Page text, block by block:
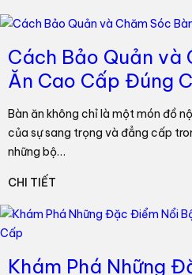
Cách Bảo Quản và
Ăn Cao Cấp Đúng
Bàn ăn không chỉ là một món đồ
của sự sang trọng và đẳng cấp
những bộ…
CHI TIẾT
Khám Phá Những